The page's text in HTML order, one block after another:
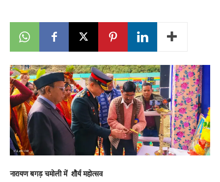
Breaking
News
नारायण बगड़ चमोली में शौर्य महोत्सव